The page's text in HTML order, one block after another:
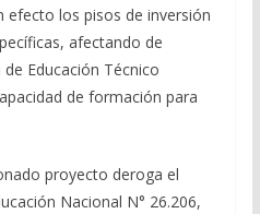
efecto los pisos de inversión
afectando de
Educación Técnico
de formación para
proyecto deroga el
Nacional N° 26.206,